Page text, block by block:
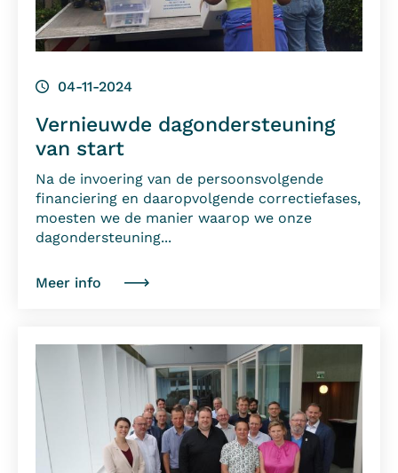
04-11-2024
Vernieuwde dagondersteuning
van start
Na de invoering van de persoonsvolgende
financiering en daaropvolgende correctiefases,
moesten we de manier waarop we onze
dagondersteuning...
Meer info